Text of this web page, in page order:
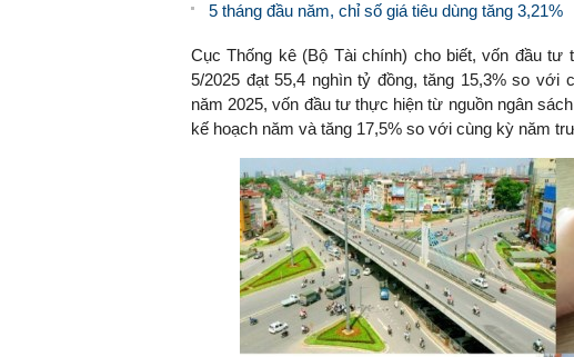
5 tháng đầu năm, chỉ số giá tiêu dùng tăng 3,21%
Cục Thống kê (Bộ Tài chính) cho biết, vốn đầu
5/2025 đạt 55,4 nghìn tỷ đồng, tăng 15,3% so
năm 2025, vốn đầu tư thực hiện từ nguồn ngân
kế hoạch năm và tăng 17,5% so với cùng kỳ năm